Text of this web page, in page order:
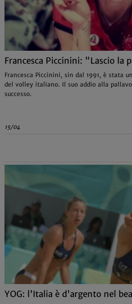
Francesca Piccinini: "Lascio la
Francesca Piccinini, sin dal 1991, è stata
del volley italiano. Il suo addio alla
successo.
15/04
YOG: l'Italia è d'argento nel